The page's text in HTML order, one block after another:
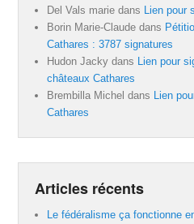
Del Vals marie dans
Lien pour
Borin Marie-Claude dans
Cathares : 3787 signatures
Hudon Jacky dans
Lien pour
châteaux Cathares
Brembilla Michel dans
Lien
Cathares
Articles récents
Le fédéralisme ça fonctionne